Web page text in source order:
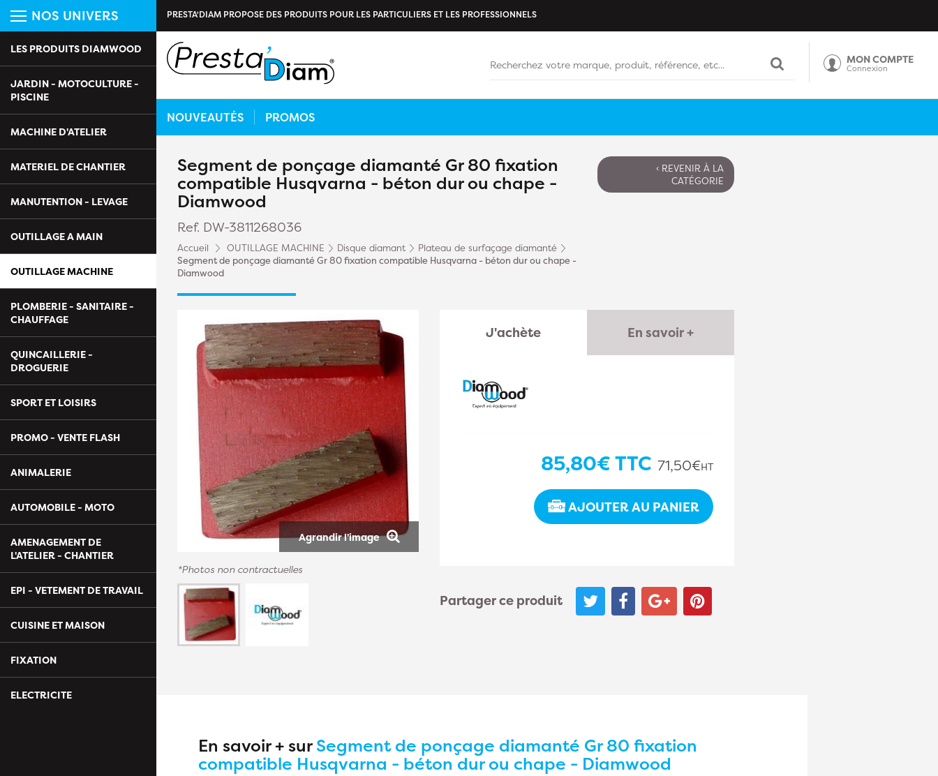
NOS UNIVERS
LES PRODUITS DIAMWOOD
JARDIN - MOTOCULTURE -
PISCINE
MACHINE D'ATELIER
MATERIEL DE CHANTIER
MANUTENTION - LEVAGE
OUTILLAGE A MAIN
OUTILLAGE MACHINE
PLOMBERIE - SANITAIRE -
CHAUFFAGE
QUINCAILLERIE -
DROGUERIE
SPORT ET LOISIRS
PROMO - VENTE FLASH
ANIMALERIE
AUTOMOBILE - MOTO
AMENAGEMENT DE
L'ATELIER - CHANTIER
EPI - VETEMENT DE TRAVAIL
CUISINE ET MAISON
FIXATION
ELECTRICITE
PRESTA'DIAM PROPOSE DES PRODUITS POUR LES PARTICULIERS ET LES PROFESSIONNELS
MON COMPTE
Connexion
NOUVEAUTÉS PROMOS
Segment de ponçage diamanté Gr 80 fixation
compatible Husqvarna - béton dur ou chape -
Diamwood
Ref. DW-3811268036
Accueil OUTILLAGE MACHINE Disque diamant
Plateau de surfaçage diamanté
Segment de ponçage diamanté Gr 80 fixation compatible Husqvarna - béton dur ou chape -
Diamwood
‹ REVENIR À LA
CATÉGORIE
Agrandir l'image
*Photos non contractuelles
J'achète En savoir +
85,80€TTC 71,50€HT
AJOUTER AU PANIER
Partager ce produit
En savoir + surSegment de ponçage diamanté Gr 80 fixation
compatible Husqvarna - béton dur ou chape - Diamwood